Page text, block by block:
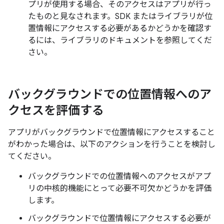
プリが使用する場合、そのアクセスはアプリが行っ
たものと見なされます。SDK またはライブラリが位
置情報にアクセスする必要があるかどうかを確認す
るには、ライブラリのドキュメントを参照してくだ
さい。
バックグラウンドでの位置情報へのア
クセスを評価する
アプリがバックグラウンドで位置情報にアクセスすること
がわかった場合は、以下のアクションを行うことを検討し
てください。
バックグラウンドでの位置情報へのアクセスがアプ
リの中核的機能にとって必要不可欠かどうかを評価
します。
バックグラウンドで位置情報にアクセスする必要が